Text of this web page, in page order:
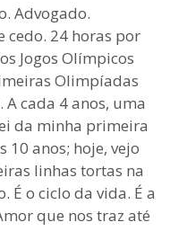
Advogado.
cedo. 24 horas por
Jogos Olímpicos
Olimpíadas
cada 4 anos, uma
da minha primeira
10 anos; hoje, vejo
linhas tortas na
É o ciclo da vida. É a
que nos traz até